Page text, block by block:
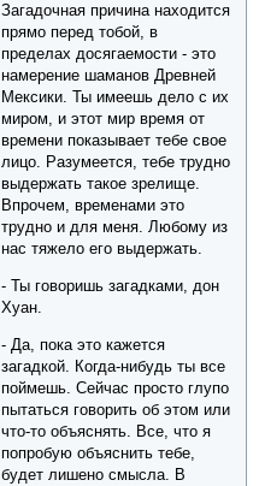
Загадочная причина находится
прямо перед тобой, в
пределах досягаемости - это
намерение шаманов Древней
Мексики. Ты имеешь дело с их
миром, и этот мир время от
времени показывает тебе свое
лицо. Разумеется, тебе трудно
выдержать такое зрелище.
Впрочем, временами это
трудно и для меня. Любому из
нас тяжело его выдержать.
- Ты говоришь загадками, дон
Хуан.
- Да, пока это кажется
загадкой. Когда-нибудь ты все
поймешь. Сейчас просто глупо
пытаться говорить об этом или
что-то объяснять. Все, что я
попробую объяснить тебе,
будет лишено смысла. В